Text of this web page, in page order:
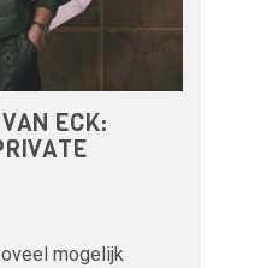
ECK:
mogelijk